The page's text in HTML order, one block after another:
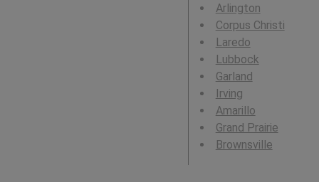
Arlington
Corpus Christi
Laredo
Lubbock
Garland
Irving
Amarillo
Grand Prairie
Brownsville